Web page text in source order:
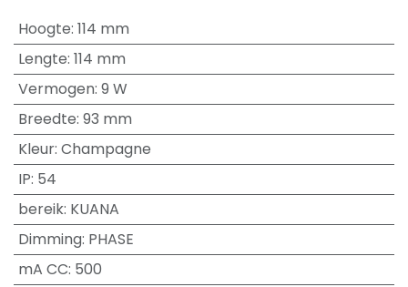
Hoogte: 114 mm
Lengte: 114 mm
Vermogen: 9 W
Breedte: 93 mm
Kleur: Champagne
IP: 54
bereik: KUANA
Dimming: PHASE
mA CC: 500